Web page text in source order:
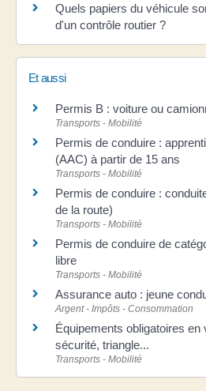
Quels papiers du véhicule
d'un contrôle routier ?
Et aussi
Permis B : voiture ou
Transports - Mobilité
Permis de conduire :
(AAC) à partir de 15 ans
Transports - Mobilité
Permis de conduire :
de la route)
Transports - Mobilité
Permis de conduire de
libre
Transports - Mobilité
Assurance auto : jeune
Argent - Impôts - Consommation
Équipements obligatoires en
sécurité, triangle...
Transports - Mobilité